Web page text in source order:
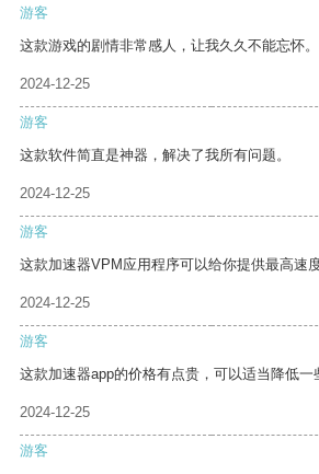
游客
这款游戏的剧情非常感人，让我久久不能忘怀。
2024-12-25
游客
这款软件简直是神器，解决了我所有问题。
2024-12-25
游客
这款加速器VPM应用程序可以给你提供最高速
2024-12-25
游客
这款加速器app的价格有点贵，可以适当降低一
2024-12-25
游客